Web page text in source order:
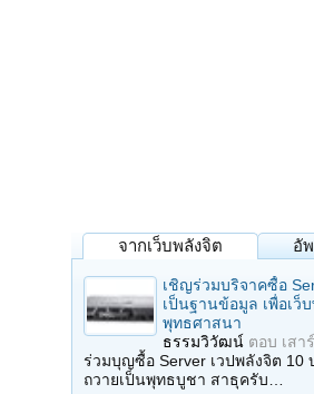
จากเว็บพลังจิต อั
เชิญร่วมบริจาคซื้อ
เป็นฐานข้อมูล เพื่อเว็
พุทธศาสนา
ธรรมวิวัฒน์ ตอบ เสา
ร่วมบุญซื้อ Server เวปพลังจิต 10
ถวายเป็นพุทธบูชา สาธุครับ…